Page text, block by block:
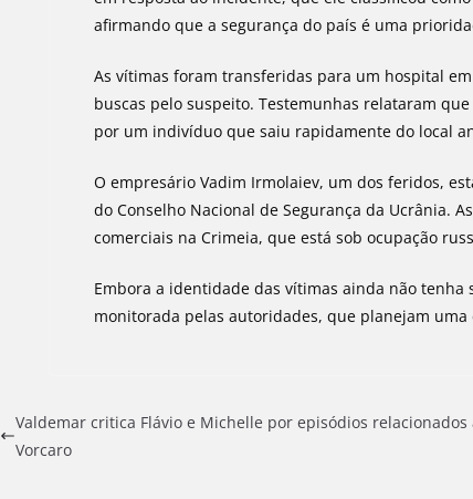
afirmando que a segurança do país é uma
As vítimas foram transferidas para um hospital
buscas pelo suspeito. Testemunhas relataram
por um indivíduo que saiu rapidamente do local
O empresário Vadim Irmolaiev, um dos feridos,
do Conselho Nacional de Segurança da Ucrânia.
comerciais na Crimeia, que está sob ocupação
Embora a identidade das vítimas ainda não
monitorada pelas autoridades, que planejam
Valdemar critica Flávio e Michelle por episódios relacionados
Vorcaro